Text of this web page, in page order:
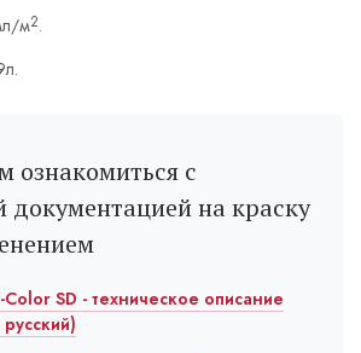
м2.
ознакомиться с
документацией на краску
SD - техническое описание